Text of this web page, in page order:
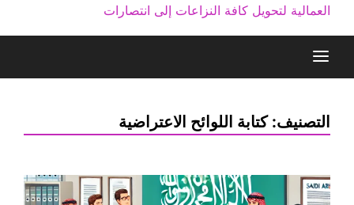
العمالية لتحويل كافة النزاعات إلى انتصارات
التصنيف:كتابة اللوائح الاعتراضية